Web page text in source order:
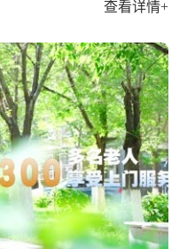
查看详情+